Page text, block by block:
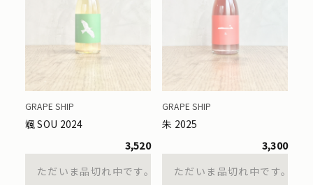
GRAPE SHIP
颯 SOU 2024
3,520
ただいま品切れ中です。
GRAPE SHIP
朱 2025
3,300
ただいま品切れ中です。